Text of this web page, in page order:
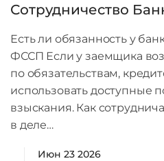
Сотрудничество
Есть ли обязанность у
ФССП Если у заемщика
по обязательствам,
использовать доступные
взыскания. Как
в деле…
Июн 23 2026